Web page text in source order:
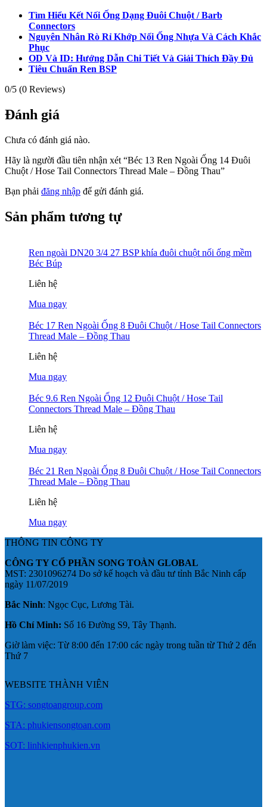
Tìm Hiểu Kết Nối Ống Dạng Đuôi Chuột / Barb
Connectors
Nguyên Nhân Rò Rỉ Khớp Nối Ống Nhựa Và Cách Khắc
Phục
OD Và ID: Hướng Dẫn Chi Tiết Và Giải Thích Đầy Đủ
Tiêu Chuẩn Ren BSP
0/5 (0 Reviews)
Đánh giá
Chưa có đánh giá nào.
Hãy là người đầu tiên nhận xét “Béc 13 Ren Ngoài Ống 14 Đuôi
Chuột / Hose Tail Connectors Thread Male – Đồng Thau”
Bạn phải đăng nhập để gửi đánh giá.
Sản phẩm tương tự
Ren ngoài DN20 3/4 27 BSP khía đuôi chuột nối ống mềm
Béc Búp
Liên hệ
Mua ngay
Béc 17 Ren Ngoài Ống 8 Đuôi Chuột / Hose Tail Connectors
Thread Male – Đồng Thau
Liên hệ
Mua ngay
Béc 9.6 Ren Ngoài Ống 12 Đuôi Chuột / Hose Tail
Connectors Thread Male – Đồng Thau
Liên hệ
Mua ngay
Béc 21 Ren Ngoài Ống 8 Đuôi Chuột / Hose Tail Connectors
Thread Male – Đồng Thau
Liên hệ
Mua ngay
THÔNG TIN CÔNG TY
CÔNG TY CỔ PHẦN SONG TOÀN GLOBAL
MST: 2301096274 Do sở kế hoạch và đầu tư tỉnh Bắc Ninh cấp
ngày 11/07/2019
Bắc Ninh: Ngọc Cục, Lương Tài.
Hồ Chí Minh: Số 16 Đường S9, Tây Thạnh.
Giờ làm việc: Từ 8:00 đến 17:00 các ngày trong tuần từ Thứ 2 đến
Thứ 7
WEBSITE THÀNH VIÊN
STG: songtoangroup.com
STA: phukiensongtoan.com
SOT: linhkienphukien.vn